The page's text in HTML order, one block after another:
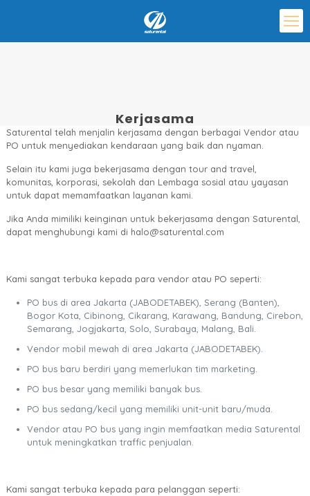
Kerjasama
Saturental telah menjalin kerjasama dengan berbagai Vendor atau
PO untuk menyediakan kendaraan yang baik dan nyaman.
Selain itu kami juga bekerjasama dengan tour and travel,
komunitas, korporasi, sekolah dan Lembaga sosial atau yayasan
untuk dapat memamfaatkan layanan kami.
Jika Anda mimiliki keinginan untuk bekerjasama dengan Saturental,
dapat menghubungi kami di halo@saturental.com
Kami sangat terbuka kepada para vendor atau PO seperti:
PO bus di area Jakarta (JABODETABEK), Serang (Banten),
Bogor Kota, Cibinong, Cikarang, Karawang, Bandung, Cirebon,
Semarang, Jogjakarta, Solo, Surabaya, Malang, Bali.
Vendor mobil mewah di area Jakarta (JABODETABEK).
PO bus baru berdiri yang memerlukan tim marketing.
PO bus besar yang memiliki banyak bus.
PO bus sedang/kecil yang memiliki unit-unit baru/muda.
Vendor atau PO bus yang ingin memfaatkan media Saturental
untuk meningkatkan traffic penjualan.
Kami sangat terbuka kepada para pelanggan seperti: